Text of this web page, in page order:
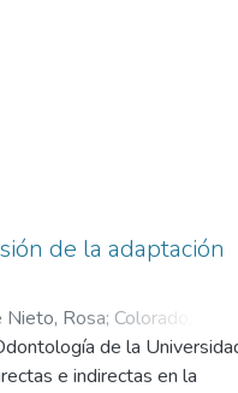
de la adaptación
Nieto, Rosa; Colorado,
Marco Antonio
de la
e indirectas en la